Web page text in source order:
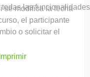
se modifica la fecha
el participante
o solicitar el
las funcionalidades
Imprimir